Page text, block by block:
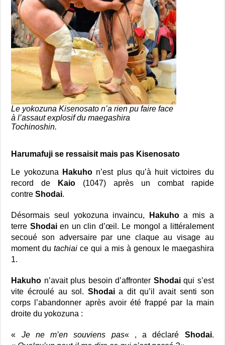
Le yokozuna Kisenosato n’a rien pu faire face
à l’assaut explosif du maegashira
Tochinoshin.
Harumafuji se ressaisit mais pas Kisenosato
Le yokozuna Hakuhon’est plus qu’à huit victoires du
record de
Kaio (1047) après un combat rapide
contreShodai.
Désormais seul yokozuna invaincu, Hakuhoa mis a
terre Shodaien un clin d’œil. Le mongol a littéralement
secoué son adversaire par une claque au visage au
moment dutachiai ce qui a mis à genoux le maegashira
1.
Hakuho n’avait plus besoin d’affronter Shodaiqui s’est
vite écroulé au sol. Shodaia dit qu’il avait senti son
corps l’abandonner après avoir été frappé par la main
droite du yokozuna :
« Je ne m’en souviens pas« , a déclaré Shodai.